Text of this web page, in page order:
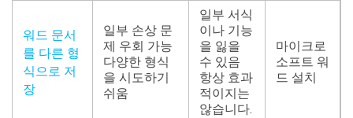
워드 문서
를 다른 형
식으로 저
장
일부 손상 문
제 우회 가능
다양한 형식
을 시도하기
쉬움
일부 서식
이나 기능
을 잃을
수 있음
항상 효과
적이지는
않습니다.
마이크로
소프트 워
드 설치